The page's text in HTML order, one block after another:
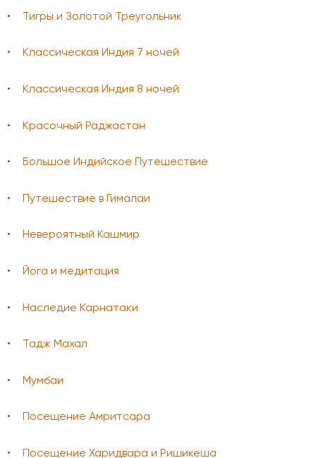
Тигры и Золотой Треугольник
Классическая Индия 7 ночей
Классическая Индия 8 ночей
Красочный Раджастан
Большое Индийское Путешествие
Путешествие в Гималаи
Невероятный Кашмир
Йога и медитация
Наследие Карнатаки
Тадж Махал
Мумбаи
Посещение Амритсара
Посещение Харидвара и Ришикеша